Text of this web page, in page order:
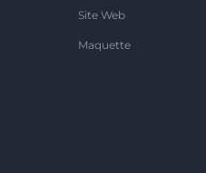
Site Web
Maquette